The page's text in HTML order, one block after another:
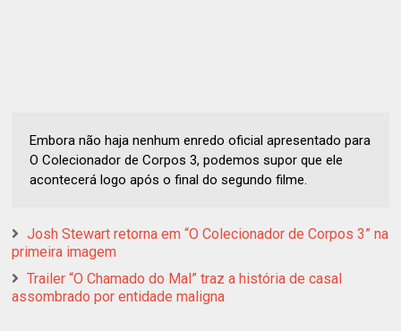
Embora não haja nenhum enredo oficial apresentado para
O Colecionador de Corpos 3, podemos supor que ele
acontecerá logo após o final do segundo filme.
Josh Stewart retorna em “O Colecionador de Corpos 3” na
primeira imagem
Trailer “O Chamado do Mal” traz a história de casal
assombrado por entidade maligna